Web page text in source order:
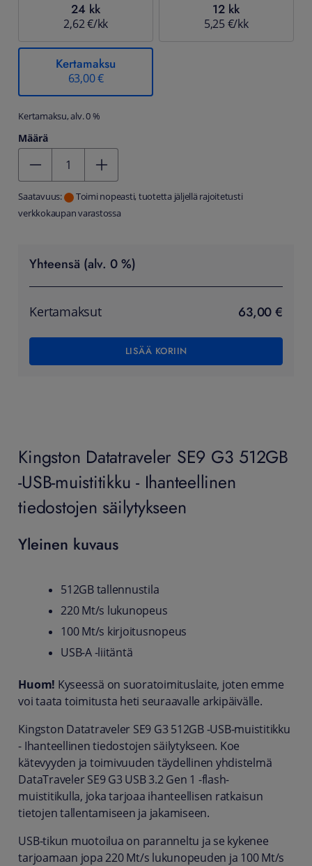
24 kk
2,62 €/kk
12 kk
5,25 €/kk
Kertamaksu
63,00 €
Kertamaksu, alv. 0 %
Määrä
Saatavuus:
Toimi nopeasti, tuotetta jäljellä rajoitetusti
verkkokaupan varastossa
Yhteensä (alv. 0 %)
Kertamaksut 63,00 €
LISÄÄ KORIIN
Kingston Datatraveler SE9 G3 512GB
-USB-muistitikku - Ihanteellinen
tiedostojen säilytykseen
Yleinen kuvaus
512GB tallennustila
220 Mt/s lukunopeus
100 Mt/s kirjoitusnopeus
USB-A -liitäntä
Huom! Kyseessä on suoratoimituslaite, joten emme
voi taata toimitusta heti seuraavalle arkipäivälle.
Kingston Datatraveler SE9 G3 512GB -USB-muistitikku
- Ihanteellinen tiedostojen säilytykseen. Koe
kätevyyden ja toimivuuden täydellinen yhdistelmä
DataTraveler SE9 G3 USB 3.2 Gen 1 -flash-
muistitikulla, joka tarjoaa ihanteellisen ratkaisun
tietojen tallentamiseen ja jakamiseen.
USB-tikun muotoilua on paranneltu ja se kykenee
tarjoamaan jopa 220 Mt/s lukunopeuden ja 100 Mt/s